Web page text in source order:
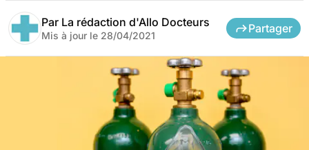
Par La rédaction d'Allo Docteurs
Mis à jour le 28/04/2021
Partager